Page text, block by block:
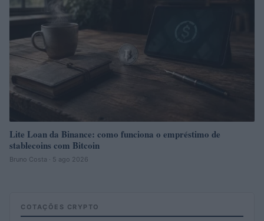
Lite Loan da Binance: como funciona o empréstimo de
stablecoins com Bitcoin
Bruno Costa · 5 ago 2026
COTAÇÕES CRYPTO